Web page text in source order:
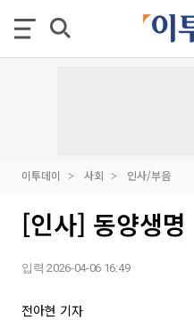
이투데이 사회 인사/부음
[인사] 동양생명
입력 2026-04-06 16:49
전아현 기자